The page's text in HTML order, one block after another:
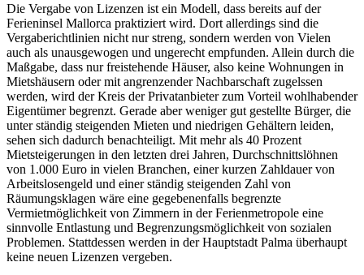
Die Vergabe von Lizenzen ist ein Modell, dass bereits auf der
Ferieninsel Mallorca praktiziert wird. Dort allerdings sind die
Vergaberichtlinien nicht nur streng, sondern werden von Vielen
auch als unausgewogen und ungerecht empfunden. Allein durch die
Maßgabe, dass nur freistehende Häuser, also keine Wohnungen in
Mietshäusern oder mit angrenzender Nachbarschaft zugelssen
werden, wird der Kreis der Privatanbieter zum Vorteil wohlhabender
Eigentümer begrenzt. Gerade aber weniger gut gestellte Bürger, die
unter ständig steigenden Mieten und niedrigen Gehältern leiden,
sehen sich dadurch benachteiligt. Mit mehr als 40 Prozent
Mietsteigerungen in den letzten drei Jahren, Durchschnittslöhnen
von 1.000 Euro in vielen Branchen, einer kurzen Zahldauer von
Arbeitslosengeld und einer ständig steigenden Zahl von
Räumungsklagen wäre eine gegebenenfalls begrenzte
Vermietmöglichkeit von Zimmern in der Ferienmetropole eine
sinnvolle Entlastung und Begrenzungsmöglichkeit von sozialen
Problemen. Stattdessen werden in der Hauptstadt Palma überhaupt
keine neuen Lizenzen vergeben.